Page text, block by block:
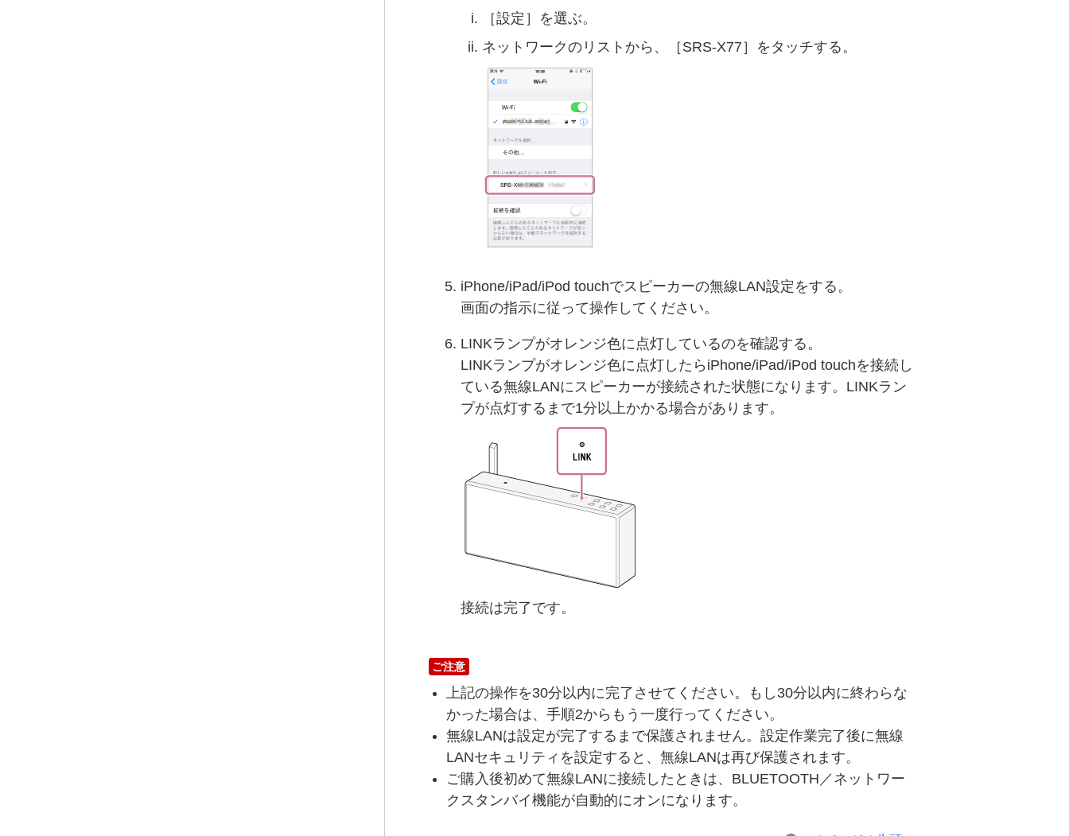
［設定］を選ぶ。
ネットワークのリストから、［SRS-X77］をタッチする。
iPhone/iPad/iPod touchでスピーカーの無線LAN設定をする。
画面の指示に従って操作してください。
LINKランプがオレンジ色に点灯しているのを確認する。
LINKランプがオレンジ色に点灯したらiPhone/iPad/iPod touchを接続し
ている無線LANにスピーカーが接続された状態になります。LINKラン
プが点灯するまで1分以上かかる場合があります。
接続は完了です。
ご注意
上記の操作を30分以内に完了させてください。もし30分以内に終わらな
かった場合は、手順2からもう一度行ってください。
無線LANは設定が完了するまで保護されません。設定作業完了後に無線
LANセキュリティを設定すると、無線LANは再び保護されます。
ご購入後初めて無線LANに接続したときは、BLUETOOTH／ネットワー
クスタンバイ機能が自動的にオンになります。